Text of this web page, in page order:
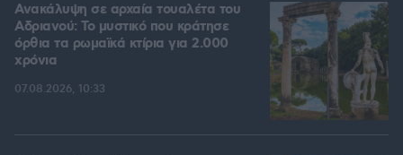
Ανακάλυψη σε αρχαία τουαλέτα του
Αδριανού: Το μυστικό που κράτησε
όρθια τα ρωμαϊκά κτίρια για 2.000
χρόνια
07.08.2026, 10:33